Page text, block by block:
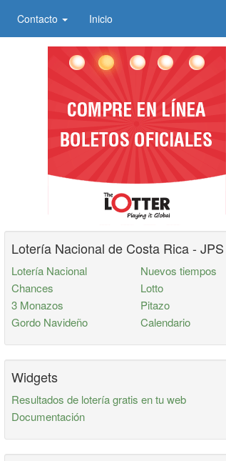
Contacto Inicio
Lotería Nacional de Costa Rica - JPS
Lotería Nacional
Chances
3 Monazos
Gordo Navideño
Nuevos tiempos
Lotto
Pitazo
Calendario
Widgets
Resultados de lotería gratis en tu web
Documentación